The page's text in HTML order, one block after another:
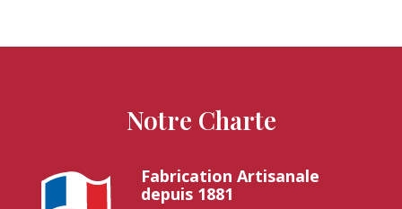
Notre Charte
Fabrication Artisanale
depuis 1881